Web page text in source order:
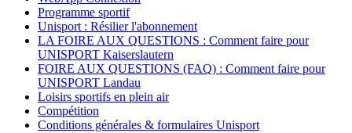
Programme sportif
Unisport : Résilier l'abonnement
LA FOIRE AUX QUESTIONS : Comment faire pour
UNISPORT Kaiserslautern
FOIRE AUX QUESTIONS (FAQ) : Comment faire pour
UNISPORT Landau
Loisirs sportifs en plein air
Compétition
Conditions générales & formulaires Unisport